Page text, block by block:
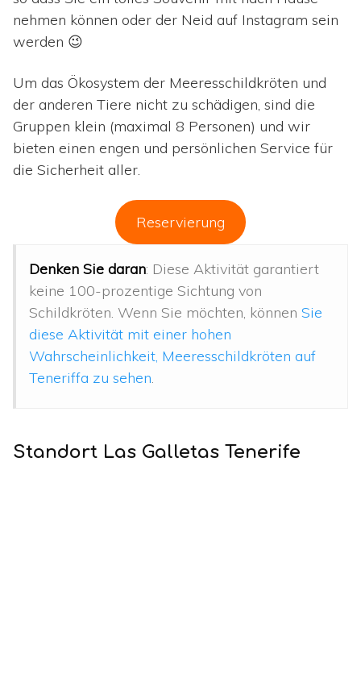
nehmen können oder der Neid auf Instagram sein
werden 😉
Um das Ökosystem der Meeresschildkröten und
der anderen Tiere nicht zu schädigen, sind die
Gruppen klein (maximal 8 Personen) und wir
bieten einen engen und persönlichen Service für
die Sicherheit aller.
Reservierung
Denken Sie daran: Diese Aktivität garantiert
keine 100-prozentige Sichtung von
Schildkröten. Wenn Sie möchten, können Sie
diese Aktivität mit einer hohen
Wahrscheinlichkeit, Meeresschildkröten auf
Teneriffa zu sehen.
Standort Las Galletas Tenerife